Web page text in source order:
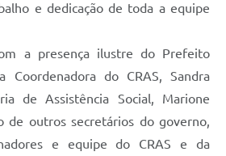
e dedicação de toda a equipe
a presença ilustre do Prefeito
Coordenadora do CRAS, Sandra
de Assistência Social, Marione
de outros secretários do governo,
e equipe do CRAS e da